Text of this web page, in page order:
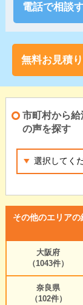
電話で相談
無料お見積
市町村から
の声を探す
その他のエリア
大阪府
（1043件）
奈良県
（102件）